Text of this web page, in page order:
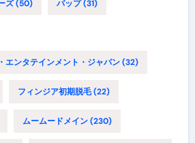
ズ(50) バップ(31)
エンタテインメント・ジャパン(32)
フィンジア初期脱毛(22)
ムームードメイン(230)